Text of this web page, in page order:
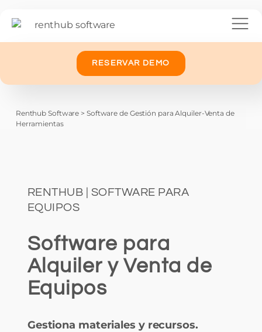
RESERVAR DEMO
Renthub Software > Software de Gestión para Alquiler-Venta de
Herramientas
RENTHUB | SOFTWARE PARA
EQUIPOS
Software para
Alquiler y Venta de
Equipos
Gestiona materiales y recursos.